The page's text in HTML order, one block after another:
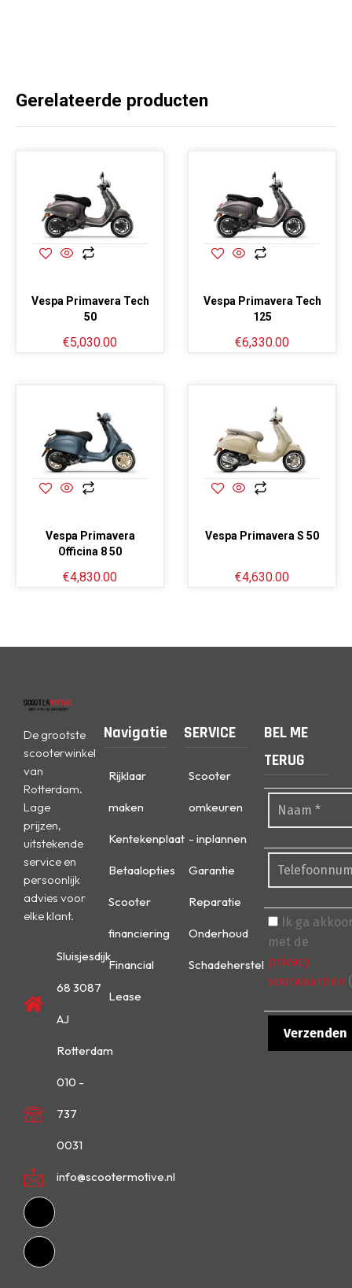
Gerelateerde producten
Vespa Primavera Tech
50
€5,030.00
Vespa Primavera Tech
125
€6,330.00
Vespa Primavera
Officina 8 50
€4,830.00
Vespa Primavera S 50
€4,630.00
De grootste
scooterwinkel
van
Rotterdam.
Lage
prijzen,
uitstekende
service en
persoonlijk
advies voor
elke klant.
Sluisjesdijk
68 3087
AJ
Rotterdam
010 -
737
0031
info@scootermotive.nl
Navigatie
Rijklaar
maken
Kentekenplaat
Betaalopties
Scooter
financiering
Financial
Lease
SERVICE
Scooter
omkeuren
- inplannen
Garantie
Reparatie
Onderhoud
Schadeherstel
BEL ME
TERUG
Ik ga
met de
privacy
voorwaarden